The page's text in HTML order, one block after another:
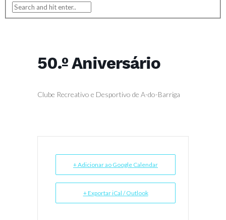
50.º Aniversário
Clube Recreativo e Desportivo de A-do-Barriga
+ Adicionar ao Google Calendar
+ Exportar iCal / Outlook